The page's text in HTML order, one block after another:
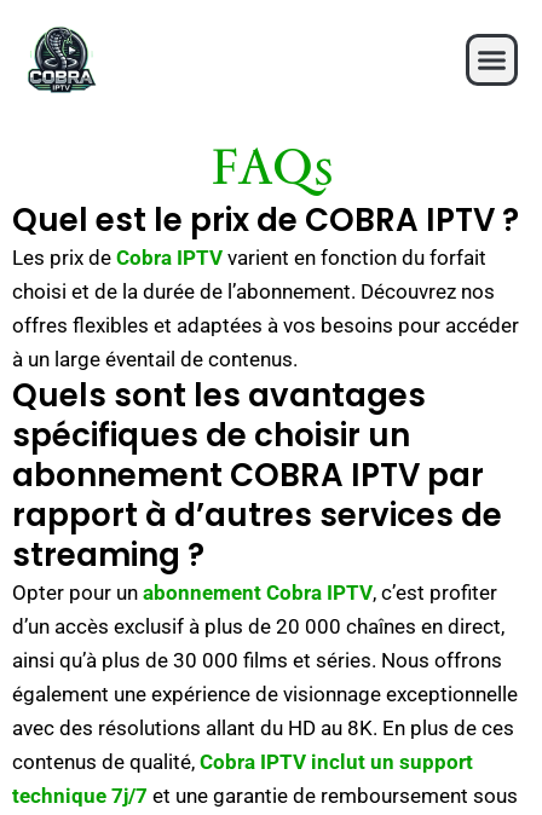
content
FAQs
Quel est le prix de COBRA IPTV ?
Les prix de Cobra IPTV varient en fonction du forfait
choisi et de la durée de l’abonnement. Découvrez nos
offres flexibles et adaptées à vos besoins pour accéder
à un large éventail de contenus.
Quels sont les avantages
spécifiques de choisir un
abonnement COBRA IPTV par
rapport à d’autres services de
streaming ?
Opter pour un abonnement Cobra IPTV, c’est profiter
d’un accès exclusif à plus de 20 000 chaînes en direct,
ainsi qu’à plus de 30 000 films et séries. Nous offrons
également une expérience de visionnage exceptionnelle
avec des résolutions allant du HD au 8K. En plus de ces
contenus de qualité, Cobra IPTV inclut un support
technique 7j/7 et une garantie de remboursement sous